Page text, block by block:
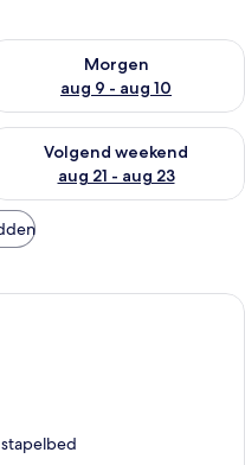
vanavond aug 8 - aug 9
Morgen
aug 9 - aug 10
beschikbaarheid
dit weekend aug 14 -
Volgend weekend
aug 21 - aug 23
beschikbaarheid
met een bed,
stapelbed